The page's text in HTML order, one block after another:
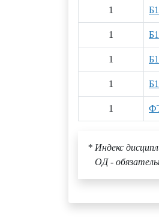
1
1
1
1
1
* Индекс
ОД -